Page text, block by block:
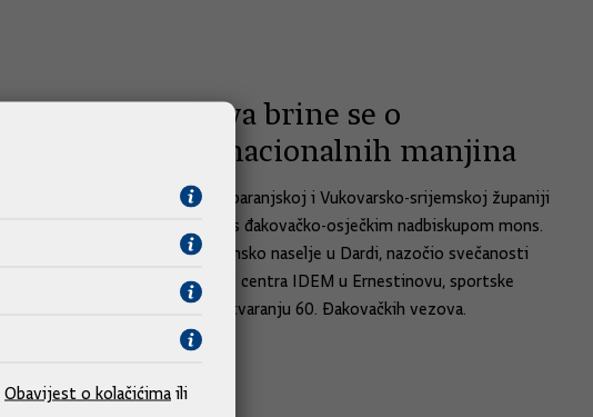
Hrvatska država brine se o
pripadnicima nacionalnih manjina
Tijekom boravka u Osječko-baranjskoj i Vukovarsko-srijemskoj županiji
predsjednik Vlade susreo se s đakovačko-osječkim nadbiskupom mons.
Đurom Hranićem, obišao romsko naselje u Dardi, nazočio svečanosti
otvorenja Kulturnog dječjeg centra IDEM u Ernestinovu, sportske
dvorane u OŠ u Korođu te otvaranju 60. Đakovačkih vezova.
Obavijest o kolačićima ili